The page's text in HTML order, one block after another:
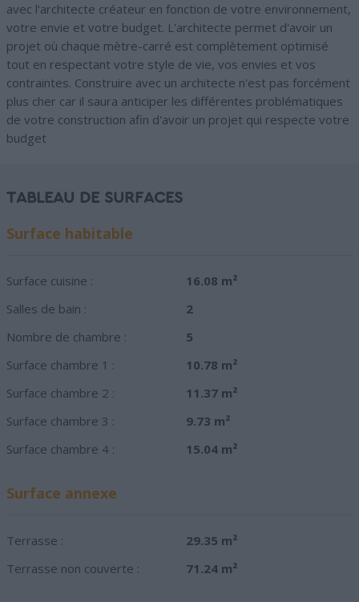
avec l'architecte créateur en fonction de votre environnement,
votre envie et votre budget. L'architecte permet d'avoir un
projet où chaque mètre-carré est complètement optimisé
tout en respectant votre style de vie, vos envies et vos
contraintes. Construire avec un architecte n'est pas forcément
plus cher car il saura anticiper les différentes problématiques
de votre construction afin d'avoir un projet qui respecte votre
budget
TABLEAU DE SURFACES
Surface habitable
Surface cuisine :
16.08 m²
Salles de bain :
2
Nombre de chambre :
5
Surface chambre 1 :
10.78 m²
Surface chambre 2 :
11.37 m²
Surface chambre 3 :
9.73 m²
Surface chambre 4 :
15.04 m²
Surface annexe
Terrasse :
29.35 m²
Terrasse non couverte :
71.24 m²